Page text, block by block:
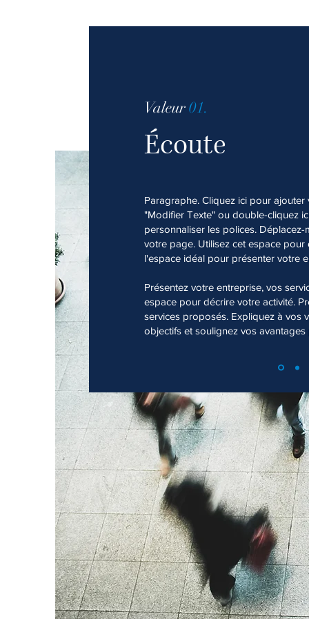
Valeur01.
Écoute
Paragraphe. Cliquez ici pour
"Modifier Texte" ou double-cliquez
personnaliser les polices.
votre page. Utilisez cet espace pour
l'espace idéal pour présenter votre
​Présentez votre entreprise, vos
espace pour décrire votre activité.
services proposés. Expliquez à vos
objectifs et soulignez vos